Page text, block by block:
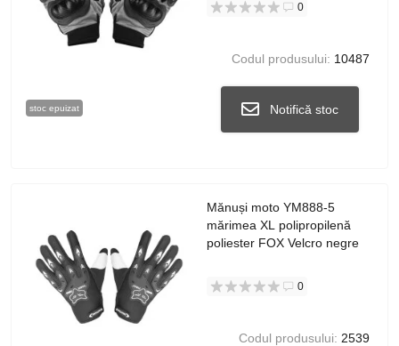
stoc epuizat
0
Codul produsului: 10487
Notifică stoc
Mănuși moto YM888-5
mărimea XL polipropilenă
poliester FOX Velcro negre
0
Codul produsului: 2539